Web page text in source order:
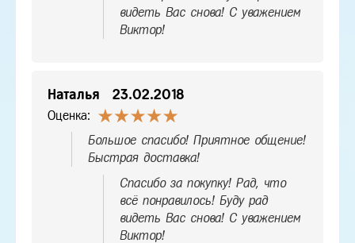
видеть Вас снова! С уважением
Виктор!
Наталья 23.02.2018
Оценка:
Большое спасибо! Приятное общение!
Быстрая доставка!
Спасибо за покупку! Рад, что
всё понравилось! Буду рад
видеть Вас снова! С уважением
Виктор!